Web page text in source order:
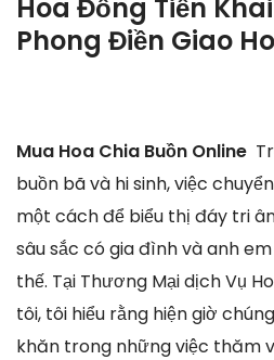
Hoa Đồng Tiền
Phong Điền Giao
Mua Hoa Chia Buồn Online
buồn bã và hi sinh, việc
một cách để biểu thị đáy tri
sâu sắc có gia đình và anh
thế. Tại Thương Mại dịch Vụ
tôi, tôi hiểu rằng hiện giờ
khăn trong những việc thăm